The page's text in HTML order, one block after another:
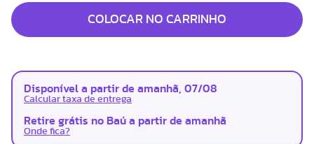
COLOCAR NO CARRINHO
Disponível a partir de amanhã, 07/08
Calcular taxa de entrega
Retire grátis no Baú a partir de amanhã
Onde fica?